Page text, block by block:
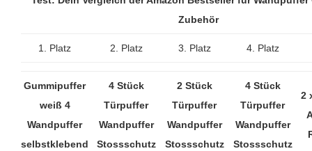
Zubehör
1. Platz 2. Platz 3. Platz 4. Platz
Gummipuffer
weiß 4
Wandpuffer
selbstklebend
4 Stück
Türpuffer
Wandpuffer
Stossschutz
2 Stück
Türpuffer
Wandpuffer
Stossschutz
4 Stück
Türpuffer
Wandpuffer
Stossschutz
2